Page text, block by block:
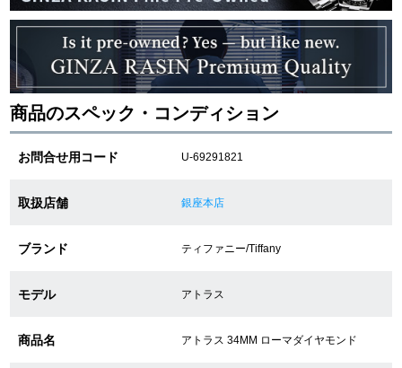
GINZA RASINのプレミアムクオリティについて
送料・お支払方法
ショッピングローンの流れ
よくある質問
ショップサービス
保証・アフターサービス
ラッピングサービス
商品のスペック・コンディション
お問合せ用コード U-69291821
取扱店舗 銀座本店
ブランド ティファニー/Tiffany
モデル アトラス
商品名 アトラス 34MM ローマダイヤモンド